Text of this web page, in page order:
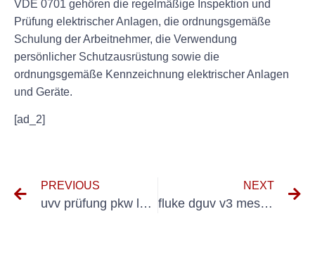
VDE 0701 gehören die regelmäßige Inspektion und
Prüfung elektrischer Anlagen, die ordnungsgemäße
Schulung der Arbeitnehmer, die Verwendung
persönlicher Schutzausrüstung sowie die
ordnungsgemäße Kennzeichnung elektrischer Anlagen
und Geräte.
[ad_2]
PREVIOUS
uvv prüfung pkw lehrgang
NEXT
fluke dguv v3 messgerät